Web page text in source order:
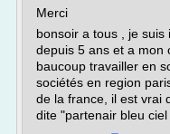
Merci
bonsoir a tous , je
depuis 5 ans et a mon
baucoup travailler en
sociétés en region
de la france, il est vrai
dite "partenair bleu ciel